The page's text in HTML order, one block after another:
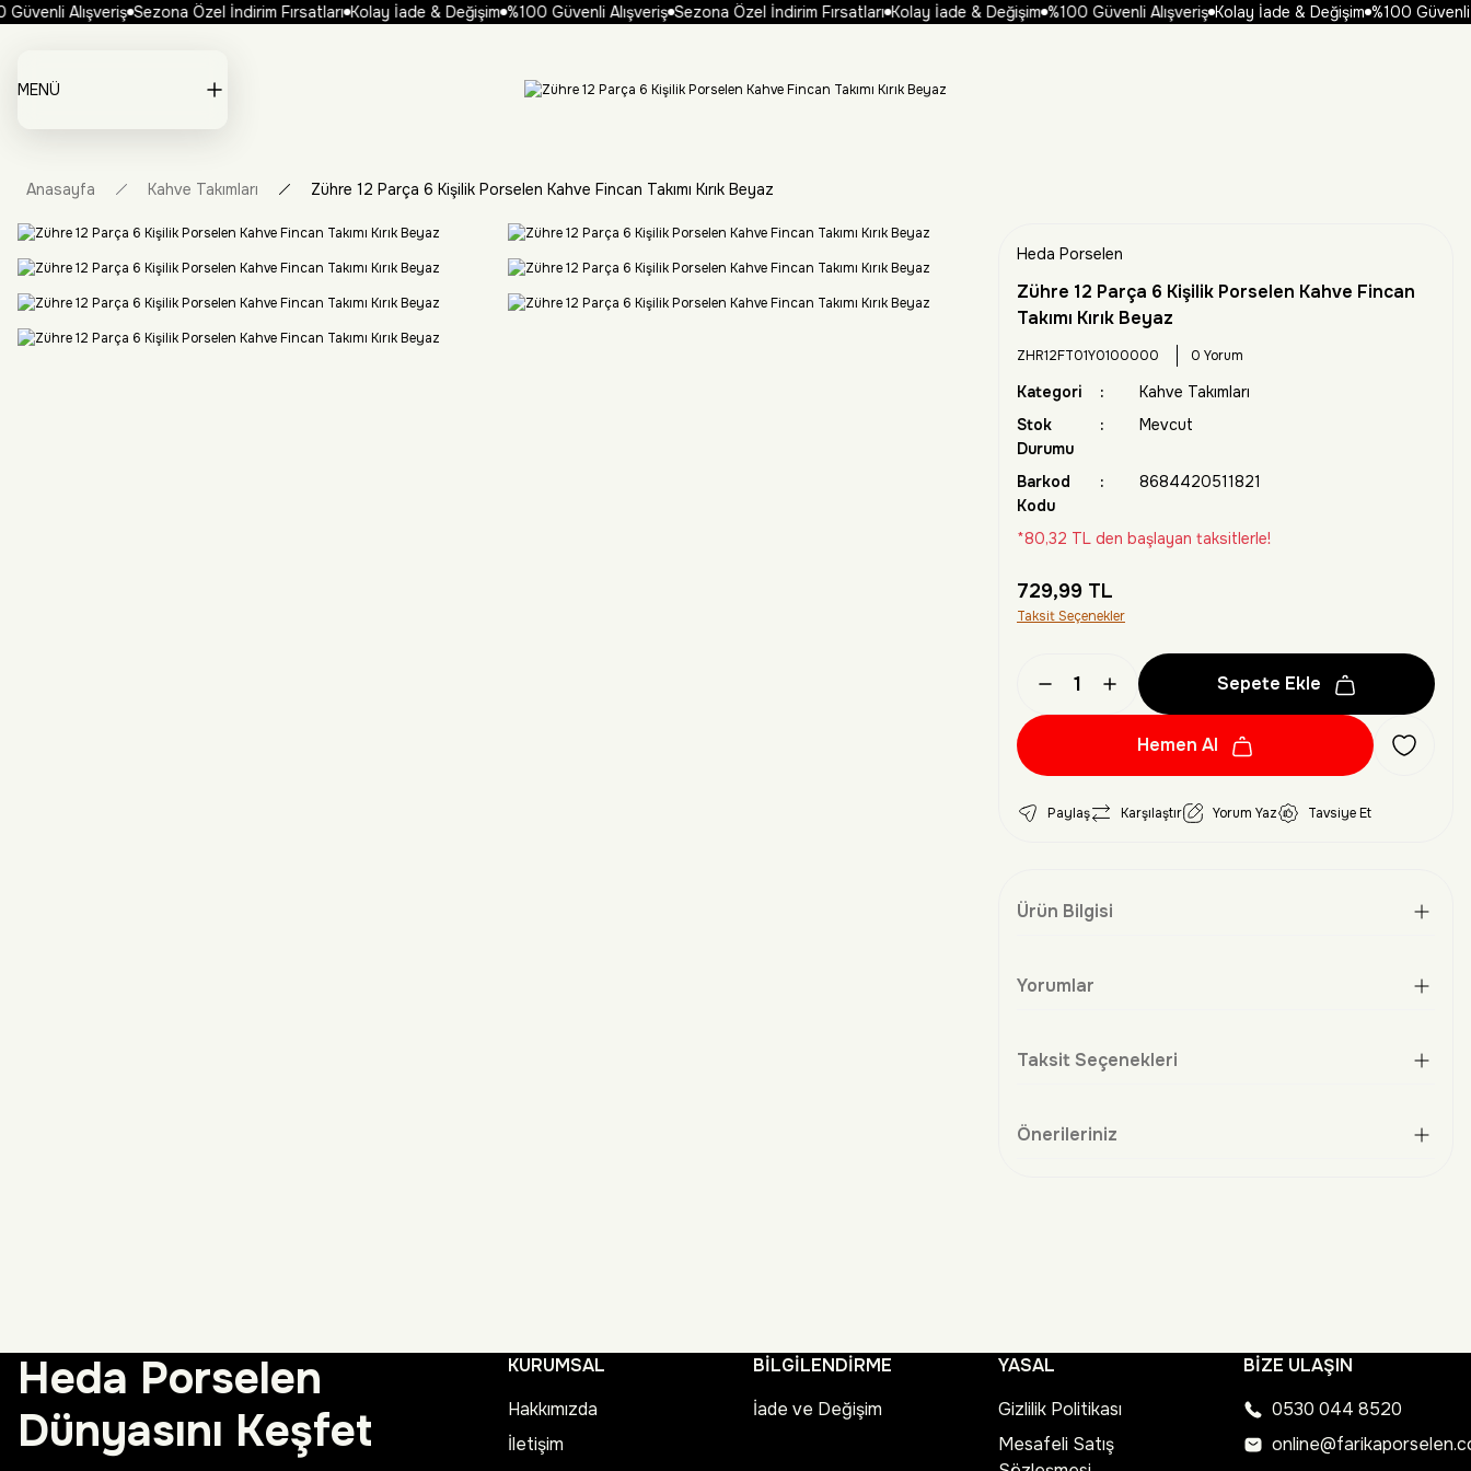
Alışveriş Sezona Özel İndirim Fırsatları Kolay İade & Değişim %100 Güvenli Alışveriş Sezona Özel İndirim Fırsatları Kolay İade & Değişim %100 Güvenli Alışveriş Kolay İade & Değişim %100 Güvenli
MENÜ
Anasayfa Kahve Takımları Zühre 12 Parça 6 Kişilik Porselen Kahve Fincan Takımı Kırık Beyaz
Heda Porselen
Zühre 12 Parça 6 Kişilik Porselen Kahve Fincan
Takımı Kırık Beyaz
ZHR12FT01Y0100000 0 Yorum
Kategori
Kahve Takımları
Stok
Durumu
Mevcut
Barkod
Kodu
8684420511821
*80,32 TL den başlayan taksitlerle!
729,99 TL
Taksit Seçenekler
Sepete Ekle
Hemen Al
Paylaş Karşılaştır Yorum Yaz Tavsiye Et
Ürün Bilgisi
Yorumlar
Taksit Seçenekleri
Önerileriniz
Heda Porselen
Dünyasını Keşfet
KURUMSAL
Hakkımızda
İletişim
BİLGİLENDİRME
İade ve Değişim
YASAL
Gizlilik Politikası
Mesafeli Satış
BİZE ULAŞIN
0530 044 8520